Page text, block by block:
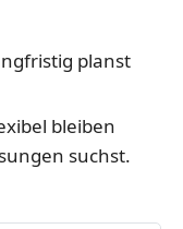
planst
bleiben
suchst.